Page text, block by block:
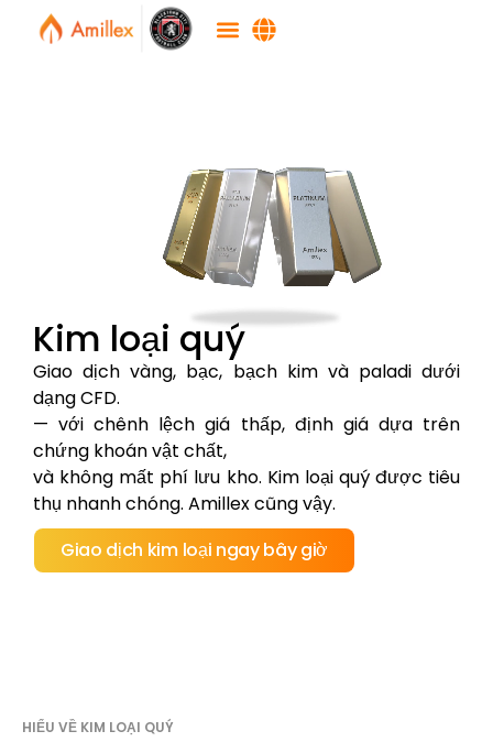
Kim loại quý
Giao dịch vàng, bạc, bạch kim và paladi dưới
dạng CFD.
— với chênh lệch giá thấp, định giá dựa trên
chứng khoán vật chất,
và không mất phí lưu kho. Kim loại quý được tiêu
thụ nhanh chóng. Amillex cũng vậy.
Giao dịch kim loại ngay bây giờ
HIỂU VỀ KIM LOẠI QUÝ